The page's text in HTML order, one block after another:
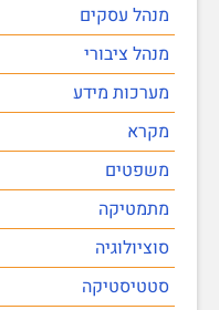
מנהל עסקים
מנהל ציבורי
מערכות מידע
מקרא
משפטים
מתמטיקה
סוציולוגיה
סטטיסטיקה